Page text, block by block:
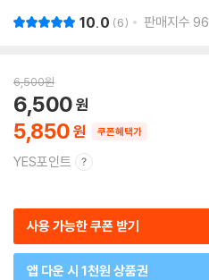
10.0 6 판매지수 96
6,500원
5,850
6,500
쿠폰혜택가
YES포인트
사용 가능한 쿠폰 받기
앱 다운 시 1천원 상품권